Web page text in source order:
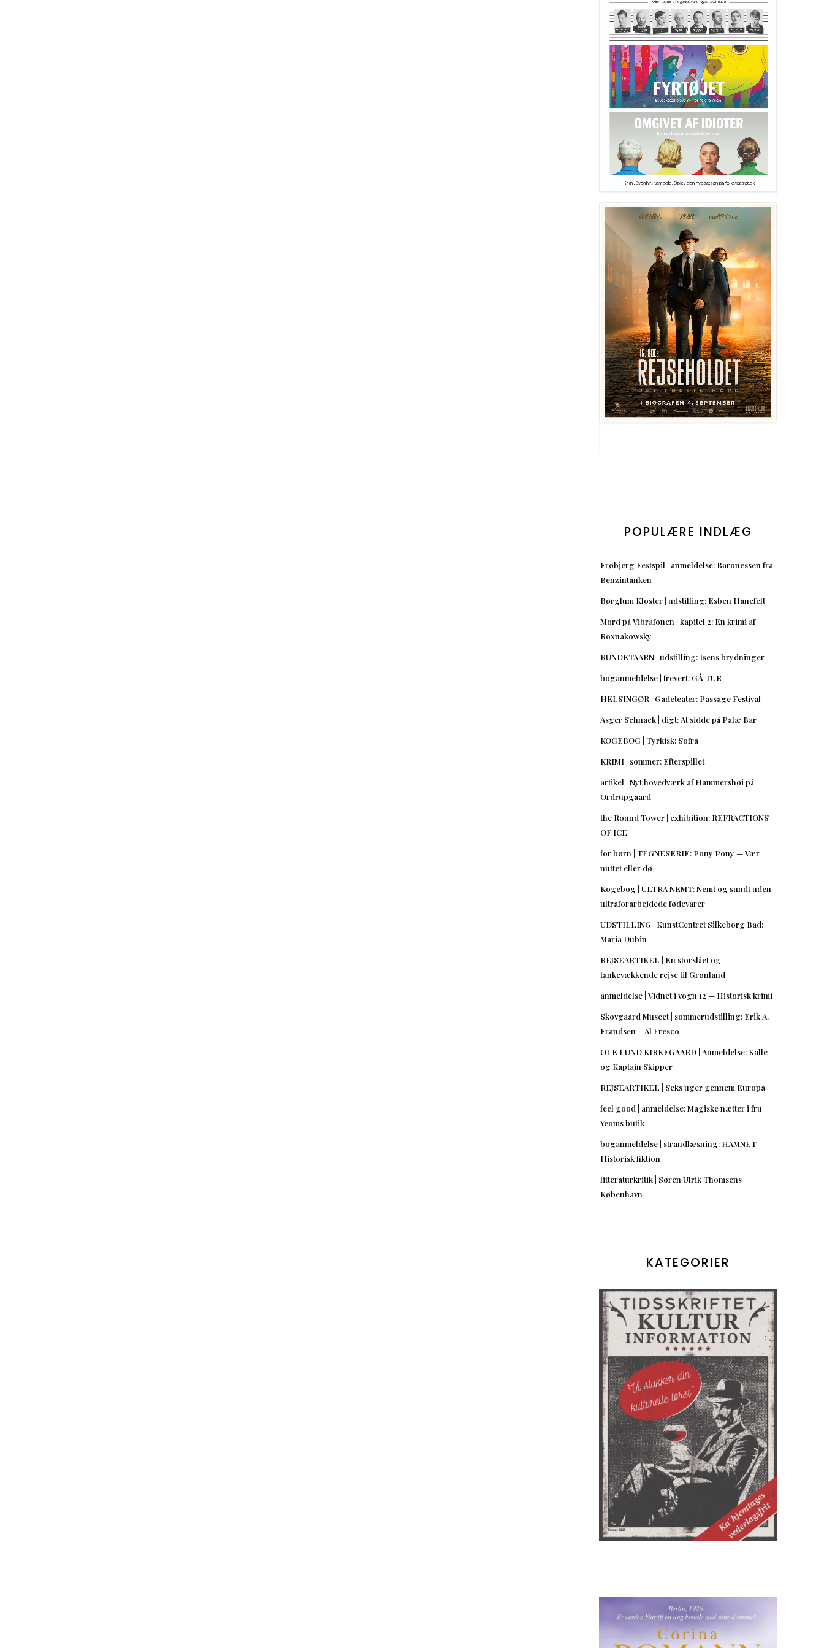
POPULÆRE INDLÆG
Frøbjerg Festspil | anmeldelse: Baronessen fra
Benzintanken
Børglum Kloster | udstilling: Esben Hanefelt
Mord på Vibrafonen | kapitel 2: En krimi af
Roxnakowsky
RUNDETAARN | udstilling: Isens brydninger
boganmeldelse | frevert: GÅ TUR
HELSINGØR | Gadeteater: Passage Festival
Asger Schnack | digt: At sidde på Palæ Bar
KOGEBOG | Tyrkisk: Sofra
KRIMI | sommer: Efterspillet
artikel | Nyt hovedværk af Hammershøi på
Ordrupgaard
the Round Tower | exhibition: REFRACTIONS
OF ICE
for børn | TEGNESERIE: Pony Pony — Vær
nuttet eller dø
Kogebog | ULTRA NEMT: Nemt og sundt uden
ultraforarbejdede fødevarer
UDSTILLING | KunstCentret Silkeborg Bad:
Maria Dubin
REJSEARTIKEL | En storslået og
tankevækkende rejse til Grønland
anmeldelse | Vidnet i vogn 12 — Historisk krimi
Skovgaard Museet | sommerudstilling: Erik A.
Frandsen – Al Fresco
OLE LUND KIRKEGAARD | Anmeldelse: Kalle
og Kaptajn Skipper
REJSEARTIKEL | Seks uger gennem Europa
feel good | anmeldelse: Magiske nætter i fru
Yeoms butik
boganmeldelse | strandlæsning: HAMNET —
Historisk fiktion
litteraturkritik | Søren Ulrik Thomsens
København
KATEGORIER